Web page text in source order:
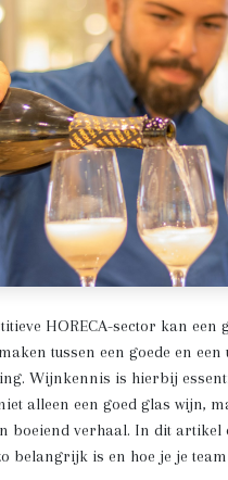
HORECA-sector kan een
tussen een goede en een
Wijnkennis is hierbij
alleen een goed glas wijn,
boeiend verhaal. In dit artikel
belangrijk is en hoe je je